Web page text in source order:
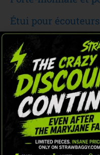
Étui pour écouteurs
Porte-clés de
...et tout ce qui
Comment
produits
mon magasin